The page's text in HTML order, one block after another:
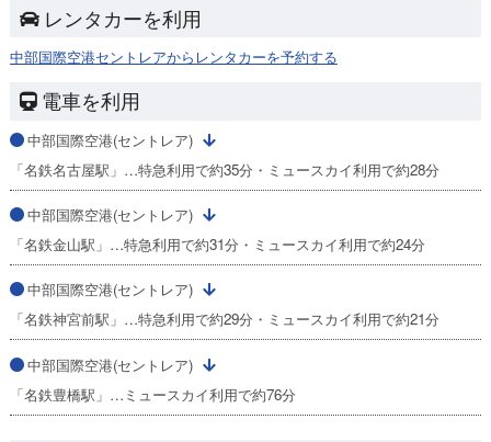
レンタカーを利用
中部国際空港セントレアからレンタカーを予約する
電車を利用
中部国際空港(セントレア)
「名鉄名古屋駅」…特急利用で約35分・ミュースカイ利用で約28分
中部国際空港(セントレア)
「名鉄金山駅」…特急利用で約31分・ミュースカイ利用で約24分
中部国際空港(セントレア)
「名鉄神宮前駅」…特急利用で約29分・ミュースカイ利用で約21分
中部国際空港(セントレア)
「名鉄豊橋駅」…ミュースカイ利用で約76分